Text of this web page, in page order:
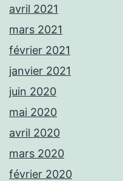
avril 2021
mars 2021
février 2021
janvier 2021
juin 2020
mai 2020
avril 2020
mars 2020
février 2020